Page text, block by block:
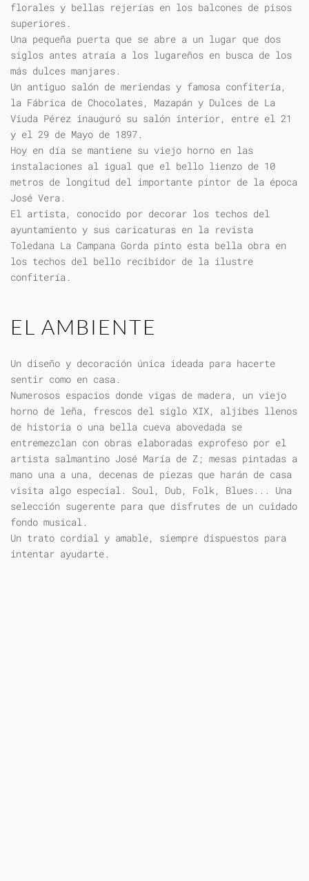
florales y bellas rejerías en los balcones de pisos
superiores.
Una pequeña puerta que se abre a un lugar que dos
siglos antes atraía a los lugareños en busca de los
más dulces manjares.
Un antiguo salón de meriendas y famosa confitería,
la Fábrica de Chocolates, Mazapán y Dulces de La
Viuda Pérez inauguró su salón interior, entre el 21
y el 29 de Mayo de 1897.
Hoy en día se mantiene su viejo horno en las
instalaciones al igual que el bello lienzo de 10
metros de longitud del importante pintor de la época
José Vera.
El artista, conocido por decorar los techos del
ayuntamiento y sus caricaturas en la revista
Toledana La Campana Gorda pinto esta bella obra en
los techos del bello recibidor de la ilustre
confitería.
EL AMBIENTE
Un diseño y decoración única ideada para hacerte
sentir como en casa.
Numerosos espacios donde vigas de madera, un viejo
horno de leña, frescos del siglo XIX, aljibes llenos
de historia o una bella cueva abovedada se
entremezclan con obras elaboradas exprofeso por el
artista salmantino José María de Z; mesas pintadas a
mano una a una, decenas de piezas que harán de casa
visita algo especial. Soul, Dub, Folk, Blues... Una
selección sugerente para que disfrutes de un cuidado
fondo musical.
Un trato cordial y amable, siempre dispuestos para
intentar ayudarte.